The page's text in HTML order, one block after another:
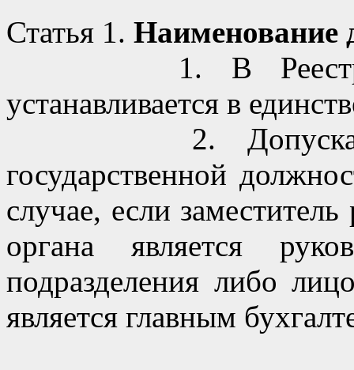
Статья 1. Наименование
1. В Реестре
устанавливается в
2. Допускается
государственной
случае, если заместитель
органа является
подразделения либо
является главным